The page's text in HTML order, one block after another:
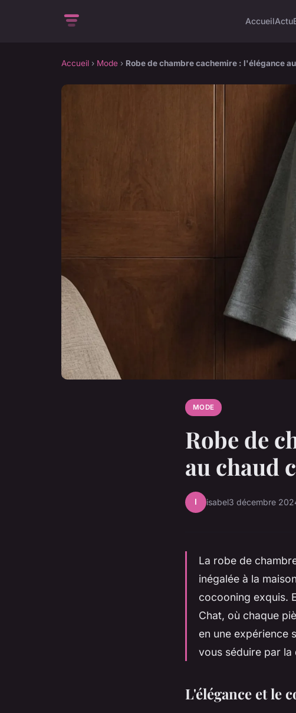
AccueilActu
Accueil › Mode › Robe de chambre cachemire : l'élégance
MODE
Robe de
au chaud
I isabel3 décembre
La robe de
inégalée à la
cocooning exquis.
Chat, où chaque
en une expérience
vous séduire par la
L'élégance et le